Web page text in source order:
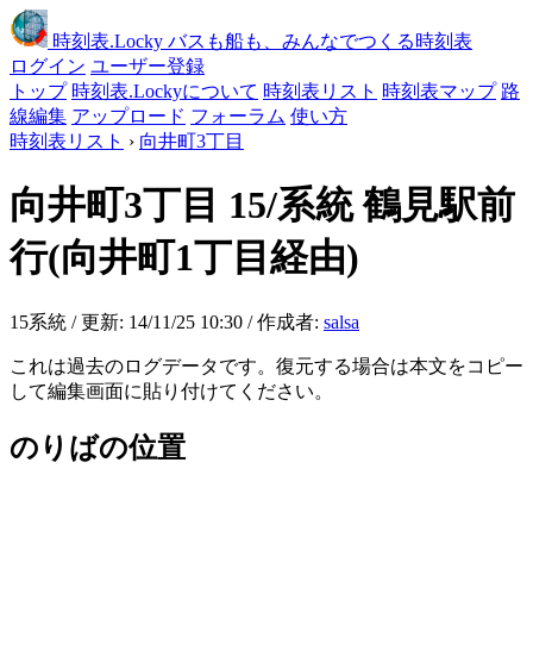
時刻表.Locky バスも船も、みんなでつくる時刻表
ログイン ユーザー登録
トップ 時刻表.Lockyについて 時刻表リスト 時刻表マップ 路
線編集 アップロード フォーラム 使い方
時刻表リスト › 向井町3丁目
向井町3丁目 15/系統 鶴見駅前
行(向井町1丁目経由)
15系統 / 更新: 14/11/25 10:30 / 作成者: salsa
これは過去のログデータです。復元する場合は本文をコピー
して編集画面に貼り付けてください。
のりばの位置